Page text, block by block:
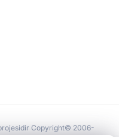
Rus İşgaline Direniş Günü
Kırım” konulu
Copyright© 2006-